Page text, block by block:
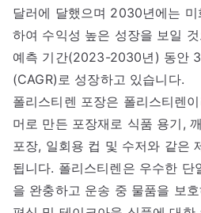
달러에 달했으며 2030년에는
하여 수익성 높은 성장을 보일
예측 기간(2023-2030년) 동안
(CAGR)로 성장하고 있습니다.
폴리스티렌 포장은 폴리스티렌
머로 만든 포장재로 식품 용기,
포장, 일회용 컵 및 수저와 같은
됩니다. 폴리스티렌은 우수한 단
을 완충하고 운송 중 물품을 보